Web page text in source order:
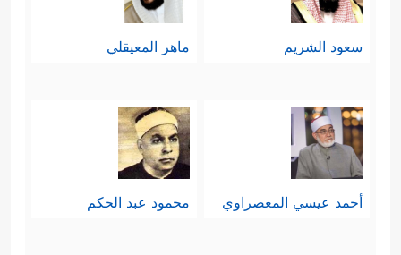
سعود الشريم ماهر المعيقلي
أحمد عيسي المعصراوي محمود عبد الحكم